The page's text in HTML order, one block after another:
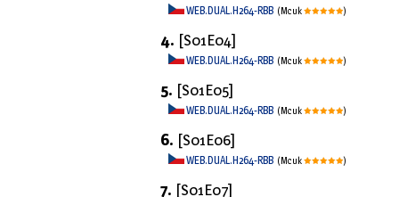
WEB.DUAL.H264-RBB (Mcuk )
4. [S01E04]
WEB.DUAL.H264-RBB (Mcuk )
5. [S01E05]
WEB.DUAL.H264-RBB (Mcuk )
6. [S01E06]
WEB.DUAL.H264-RBB (Mcuk )
7. [S01E07]